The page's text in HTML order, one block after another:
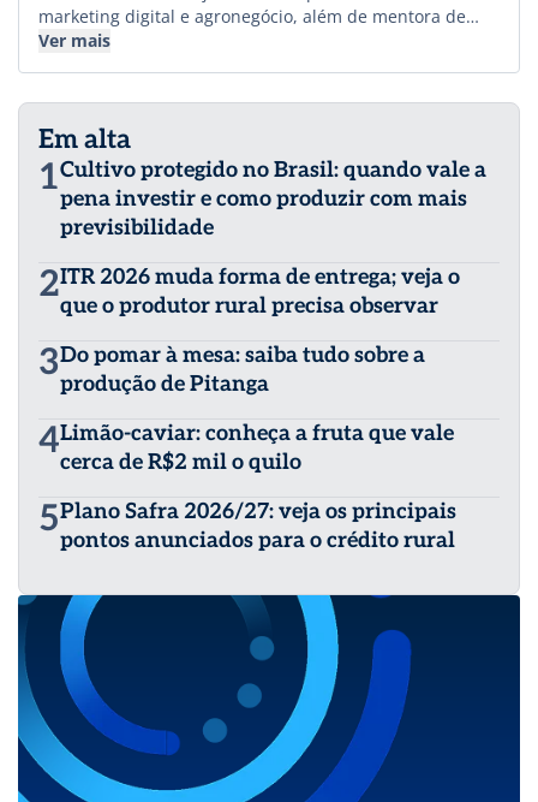
marketing digital e agronegócio, além de mentora de
oratória e posicionamento estratégico. Com passagem
fundou a Agência Pelicioni, referência em marketing
estratégico para o agronegócio. Criadora da
AgroPontoCom, a primeira escola de oratória e
posicionamento do agro. Em 2024 foi reconhecida como
uma das jornalistas do agro mais admiradas do Brasil.
pela ABAG por sua contribuição ao setor.
Ver mais
Em alta
1Cultivo protegido no Brasil: quando vale a
pena investir e como produzir com mais
previsibilidade
2ITR 2026 muda forma de entrega; veja o
que o produtor rural precisa observar
3Do pomar à mesa: saiba tudo sobre a
produção de Pitanga
4Limão-caviar: conheça a fruta que vale
cerca de R$2 mil o quilo
5Plano Safra 2026/27: veja os principais
pontos anunciados para o crédito rural